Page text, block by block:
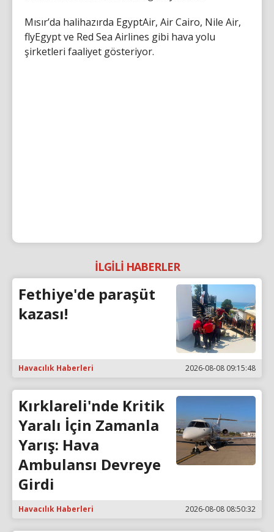
Mısır’da halihazırda EgyptAir, Air Cairo, Nile Air,
flyEgypt ve Red Sea Airlines gibi hava yolu
şirketleri faaliyet gösteriyor.
İLGİLİ HABERLER
Fethiye'de paraşüt
kazası!
Havacılık Haberleri 2026-08-08 09:15:48
Kırklareli'nde Kritik
Yaralı İçin Zamanla
Yarış: Hava
Ambulansı Devreye
Girdi
Havacılık Haberleri 2026-08-08 08:50:32